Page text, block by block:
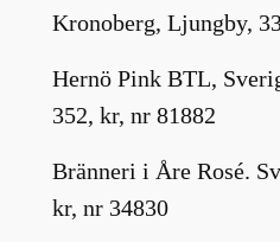
Kronoberg, Ljungby,
Hernö Pink BTL,
352, kr, nr 81882
Bränneri i Åre Rosé.
kr, nr 34830